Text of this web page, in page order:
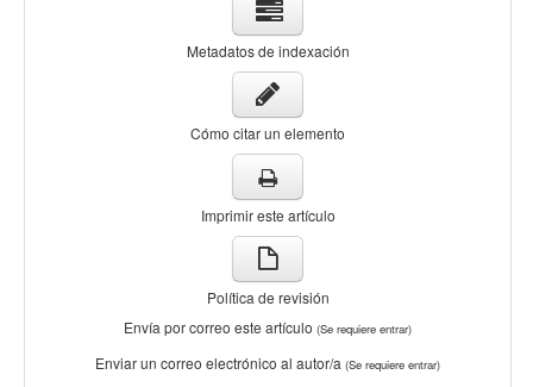
Metadatos de indexación
Cómo citar un elemento
Imprimir este artículo
Política de revisión
Envía por correo este artículo (Se requiere entrar)
Enviar un correo electrónico al autor/a (Se requiere entrar)